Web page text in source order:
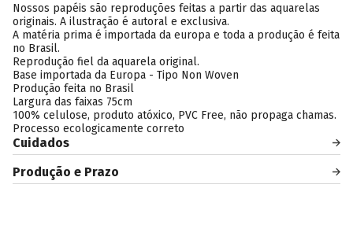
Nossos papéis são reproduções feitas a partir das aquarelas
originais. A ilustração é autoral e exclusiva.
A matéria prima é importada da europa e toda a produção é feita
no Brasil.
Reprodução fiel da aquarela original.
Base importada da Europa - Tipo Non Woven
Produção feita no Brasil
Largura das faixas 75cm
100% celulose, produto atóxico, PVC Free, não propaga chamas.
Processo ecologicamente correto
Cuidados
Produção e Prazo